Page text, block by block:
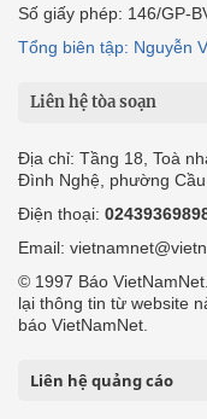
Số giấy phép: 146/GP-
Tổng biên tập: Nguyễn
Liên hệ tòa soạn
Địa chỉ: Tầng 18, Toà
Đình Nghệ, phường Cầu
Điện thoại:
Email:
© 1997 Báo
lại thông tin từ website
báo VietNamNet.
Liên hệ quảng cáo